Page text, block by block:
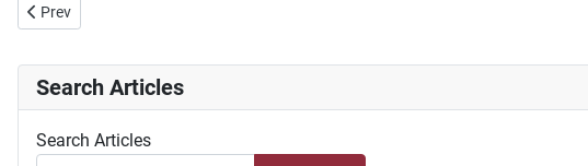
Search Articles
Search Articles
Previous article: Ghosts, premonitions, psychics and curses
Prev